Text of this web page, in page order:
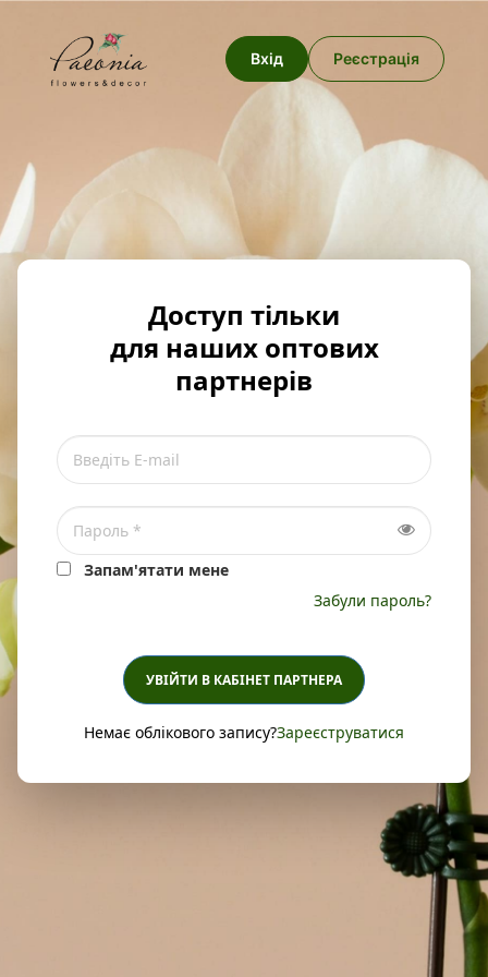
Вхід Реєстрація
Доступ тільки
для наших оптових
партнерів
Запам'ятати мене
Забули пароль?
УВІЙТИ В КАБІНЕТ ПАРТНЕРА
Немає облікового запису?Зареєструватися